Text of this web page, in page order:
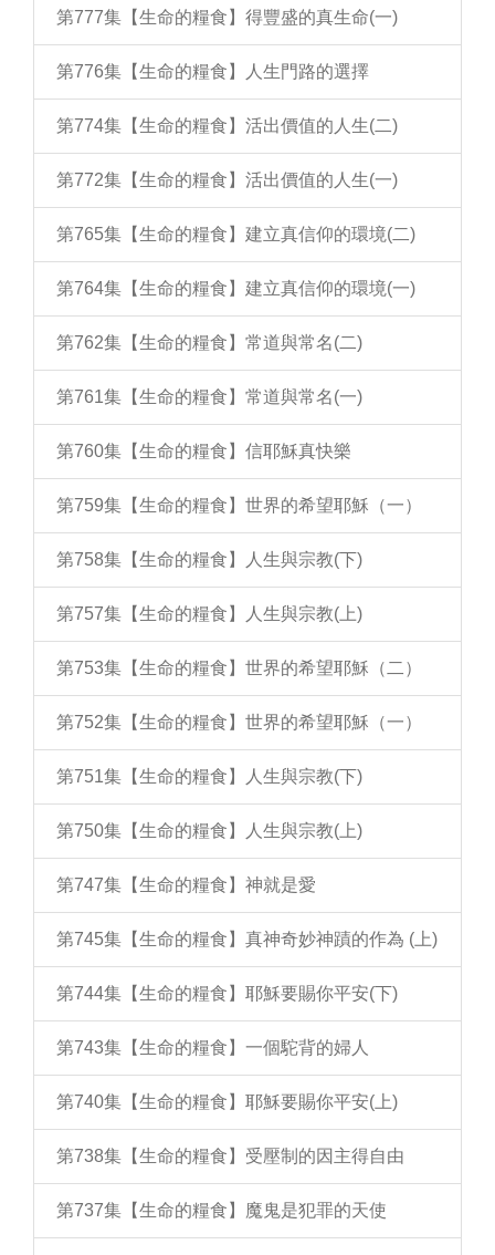
第777集【生命的糧食】得豐盛的真生命(一)
第776集【生命的糧食】人生門路的選擇
第774集【生命的糧食】活出價值的人生(二)
第772集【生命的糧食】活出價值的人生(一)
第765集【生命的糧食】建立真信仰的環境(二)
第764集【生命的糧食】建立真信仰的環境(一)
第762集【生命的糧食】常道與常名(二)
第761集【生命的糧食】常道與常名(一)
第760集【生命的糧食】信耶穌真快樂
第759集【生命的糧食】世界的希望耶穌（一）
第758集【生命的糧食】人生與宗教(下)
第757集【生命的糧食】人生與宗教(上)
第753集【生命的糧食】世界的希望耶穌（二）
第752集【生命的糧食】世界的希望耶穌（一）
第751集【生命的糧食】人生與宗教(下)
第750集【生命的糧食】人生與宗教(上)
第747集【生命的糧食】神就是愛
第745集【生命的糧食】真神奇妙神蹟的作為 (上)
第744集【生命的糧食】耶穌要賜你平安(下)
第743集【生命的糧食】一個駝背的婦人
第740集【生命的糧食】耶穌要賜你平安(上)
第738集【生命的糧食】受壓制的因主得自由
第737集【生命的糧食】魔鬼是犯罪的天使